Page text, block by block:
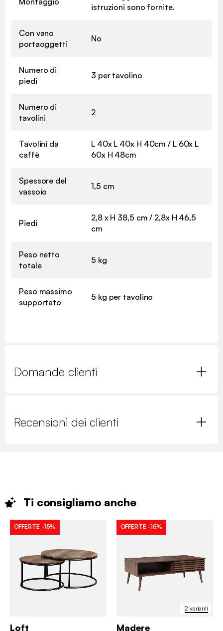
istruzioni sono fornite.
Con vano
portaoggetti
No
Numero di
piedi
3 per tavolino
Numero di
tavolini
2
Tavolini da
caffè
L 40x L 40x H 40cm / L 60x L
60x H 48cm
Spessore del
vassoio
1,5 cm
Piedi
2,8 x H 38,5 cm / 2,8x H 46,5
cm
Peso netto
totale
5 kg
Peso massimo
supportato
5 kg per tavolino
Domande clienti
Recensioni dei clienti
Ti consigliamo anche
OFFERTE -15%
Loft
2 varianti
OFFERTE -15%
Madere